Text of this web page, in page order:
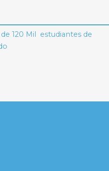
120 Mil estudiantes de